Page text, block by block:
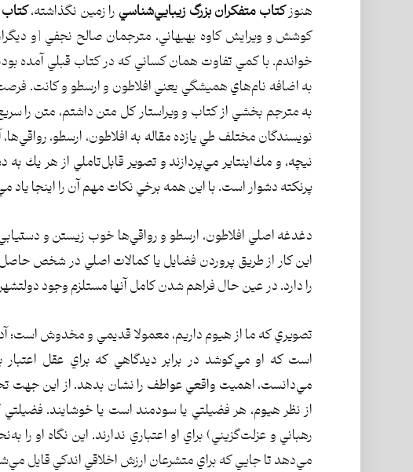
هنوزكتاب متفكران بزرگ زيبايي‌شناسي را زمين نگذاشته،
خواندم. با كمي تفاوت همان كساني كه در كتاب قبلي آمده
به اضافه نام‌هاي هميشگي يعني افلاطون و ارسطو و كانت.
به مترجم بخشي از كتاب و ويراستار كل متن داشتم، متن را
نويسندگان مختلف طي يازده مقاله به افلاطون، ارسطو،
نيچه، و مك‌اينتاير مي‌پردازند و تصوير قابل‌تاملي از هر
پرنكته دشوار است. با اين همه برخي نكات مهم آن را اينجا ياد
دغدغه اصلي افلاطون، ارسطو و رواقي‌ها خوب زيستن و
اين كار از طريق پروردن فضايل يا كمالات اصلي در شخص
را دارد. در عين حال فراهم شدن كامل آنها مستلزم وجود
تصويري كه ما از هيوم داريم، معمولا قديمي و مخدوش است؛
است كه او مي‌كوشد در برابر ديدگاهي كه براي عقل اعتبار
مي‌دانست، اهميت واقعي عواطف را نشان بدهد. از اين جهت
از نظر هيوم، هر فضيلتي يا سودمند است يا خوشايند.
رهباني و عزلت‌گزيني) براي او اعتباري ندارند. اين نگاه او
مي‌دهد تا جايي كه براي متشرعان ارزش اخلاقي اندكي قايل